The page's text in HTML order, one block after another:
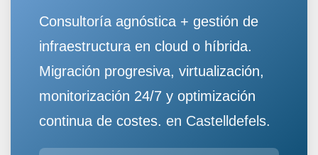
Consultoría agnóstica + gestión de
infraestructura en cloud o híbrida.
Migración progresiva, virtualización,
monitorización 24/7 y optimización
continua de costes. en Castelldefels.